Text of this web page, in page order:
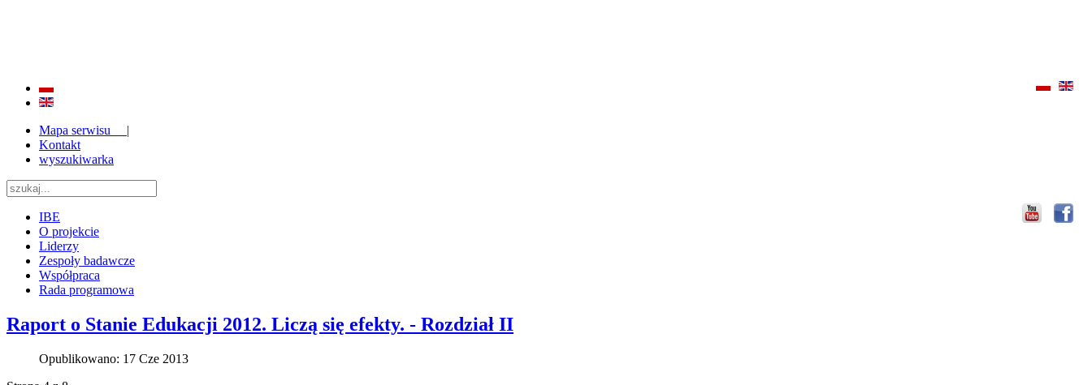
Mapa serwisu |
Kontakt
wyszukiwarka
IBE
O projekcie
Liderzy
Zespoły badawcze
Współpraca
Rada programowa
Raport o Stanie Edukacji 2012. Liczą się efekty. - Rozdział II
Opublikowano: 17 Cze 2013